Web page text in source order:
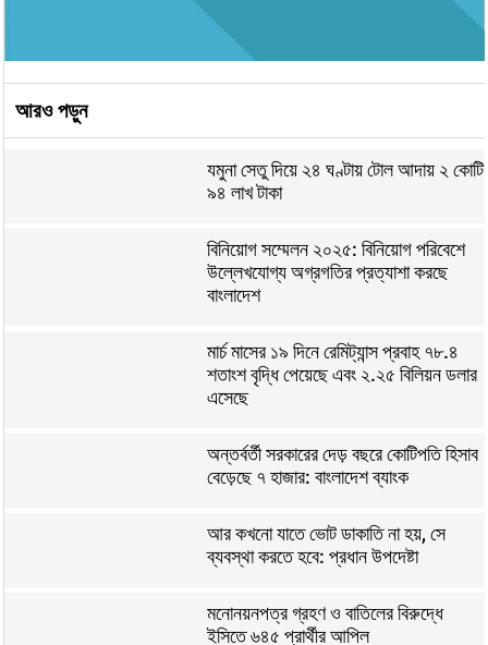
আরও পড়ুন
যমুনা সেতু দিয়ে ২৪ ঘণ্টায় টোল আদায় ২ কোটি
৯৪ লাখ টাকা
বিনিয়োগ সম্মেলন ২০২৫: বিনিয়োগ পরিবেশে
উল্লেখযোগ্য অগ্রগতির প্রত্যাশা করছে
বাংলাদেশ
মার্চ মাসের ১৯ দিনে রেমিট্যান্স প্রবাহ ৭৮.৪
শতাংশ বৃদ্ধি পেয়েছে এবং ২.২৫ বিলিয়ন ডলার
এসেছে
অন্তর্বর্তী সরকারের দেড় বছরে কোটিপতি হিসাব
বেড়েছে ৭ হাজার: বাংলাদেশ ব্যাংক
আর কখনো যাতে ভোট ডাকাতি না হয়, সে
ব্যবস্থা করতে হবে: প্রধান উপদেষ্টা
মনোনয়নপত্র গ্রহণ ও বাতিলের বিরুদ্ধে
ইসিতে ৬৪৫ প্রার্থীর আপিল